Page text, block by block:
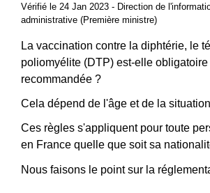
Vérifié le 24 Jan 2023 - Direction de
administrative (Première ministre)
La vaccination contre la diphtérie, le
poliomyélite (DTP) est-elle obligatoire
recommandée ?
Cela dépend de l'âge et de la
Ces règles s'appliquent pour toute
en France quelle que soit sa
Nous faisons le point sur la